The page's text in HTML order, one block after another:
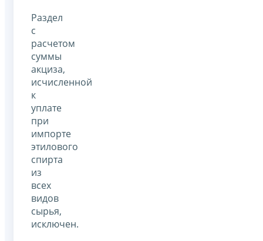
Раздел
с
расчетом
суммы
акциза,
исчисленной
к
уплате
при
импорте
этилового
спирта
из
всех
видов
сырья,
исключен.